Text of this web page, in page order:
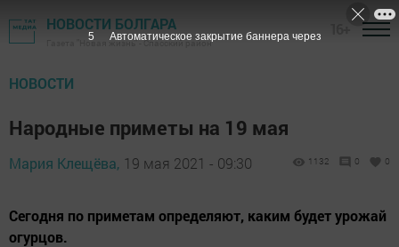
НОВОСТИ БОЛГАРА
Газета "Новая жизнь" - Спасский район
НОВОСТИ
Народные приметы на 19 мая
Мария Клещёва, 19 мая 2021 - 09:30 1132 0 0
Сегодня по приметам определяют, каким будет урожай
огурцов.
4 Автоматическое закрытие баннера через